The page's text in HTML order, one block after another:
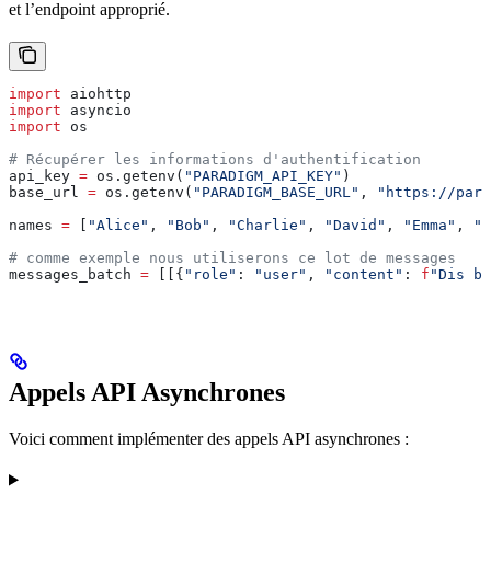
et l’endpoint approprié.
import aiohttp
import asyncio
import os
# Récupérer les informations d'authentification
api_key = os.getenv( "PARADIGM_API_KEY" )
base_url = os.getenv( "PARADIGM_BASE_URL" ,
"https://
names = [ "Alice" , "Bob" , "Charlie" , "David" , "Emma" ,
# comme exemple nous utiliserons ce lot de messages
messages_batch = [[{ "role" : "user" , "content" : f "Dis
Appels API Asynchrones
Voici comment implémenter des appels API asynchrones :